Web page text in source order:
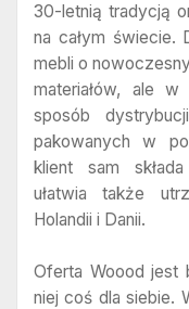
30-letnią tradycją
na całym świecie.
mebli o
materiałów, ale
sposób
pakowanych w
klient sam
ułatwia także
Holandii i Danii.
Oferta Woood jest
niej coś dla siebie.